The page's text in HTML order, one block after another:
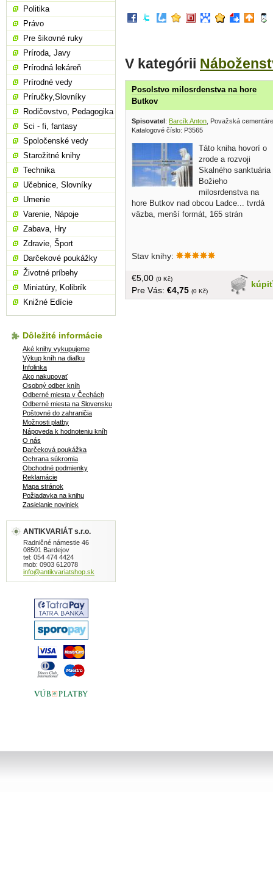
V kategórii
Posolstvo milosrdenstva na hore
Butkov
Spisovatel: Barcík Anton , Považská
Katalogové číslo: P3565
Táto kniha hovorí o
zrode a rozvoji
Skalného sanktuária
Božieho
milosrdenstva na
hore Butkov nad obcou Ladce... tvrdá
väzba, menší formát, 165 strán
Stav knihy:
kúpiť
€5,00 (0 Kč)
Pre Vás: €4,75 (0 Kč)
Politika
Právo
Pre šikovné ruky
Príroda, Javy
Prírodná lekáreň
Prírodné vedy
Príručky,Slovníky
Rodičovstvo, Pedagogika
Sci - fi, fantasy
Spoločenské vedy
Starožitné knihy
Technika
Učebnice, Slovníky
Umenie
Varenie, Nápoje
Zabava, Hry
Zdravie, Šport
Darčekové poukážky
Životné príbehy
Miniatúry, Kolibrík
Knižné Edície
Dôležité informácie
Aké knihy vykupujeme
Výkup kníh na diaľku
Infolinka
Ako nakupovať
Osobný odber kníh
Odberné miesta v Čechách
Odberné miesta na Slovensku
Poštovné do zahraničia
Možnosti platby
Nápoveda k hodnoteniu kníh
O nás
Darčeková poukážka
Ochrana súkromia
Obchodné podmienky
Reklamácie
Mapa stránok
Požiadavka na knihu
Zasielanie noviniek
ANTIKVARIÁT s.r.o.
Radničné námestie 46
08501 Bardejov
tel: 054 474 4424
mob: 0903 612078
info@antikvariatshop.sk